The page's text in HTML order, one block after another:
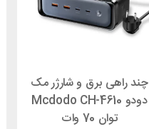
چند راهی برق و شارژر مک
دودو Mcdodo CH-4610
توان 70 وات